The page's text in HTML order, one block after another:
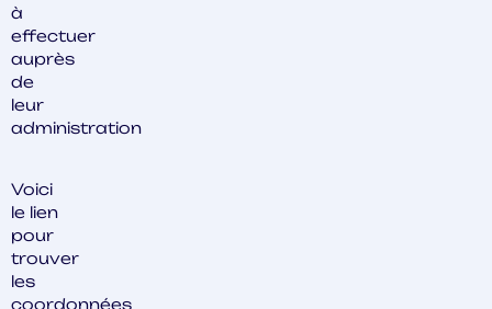
à
effectuer
auprès
de
leur
administration
Voici
le lien
pour
trouver
les
coordonnées